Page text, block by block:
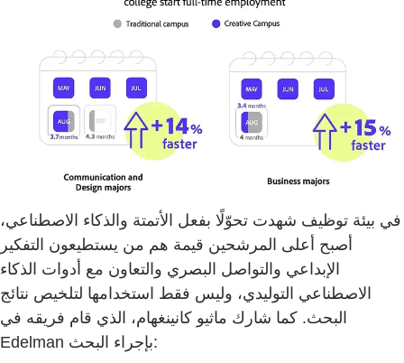
في بيئة توظيف شهدت تحوّلًا بفعل الأتمتة والذكاء الاصطناعي،
أصبح أعلى المرشحين قيمة هم من يستطيعون التفكير
الإبداعي والتواصل البصري والتعاون مع أدوات الذكاء
الاصطناعي التوليدي، وليس فقط استخدامها لتلخيص نتائج
البحث. كما شارك ماثيو كانينغهام، الذي قام فريقه في
Edelman بإجراء البحث: